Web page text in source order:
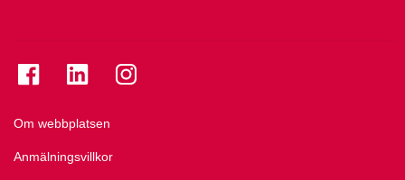
Om webbplatsen
Anmälningsvillkor
Se folkuniversitetet på Facebook
Se folkuniversitetet på LinkedIn